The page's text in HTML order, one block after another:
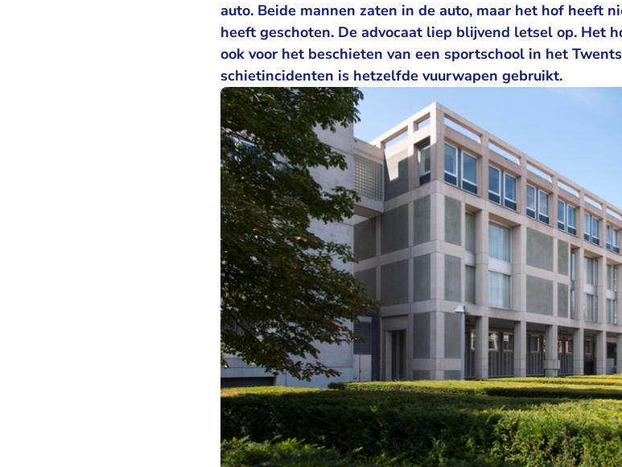
auto. Beide mannen zaten in de auto, maar het hof heeft
heeft geschoten. De advocaat liep blijvend letsel op. Het
ook voor het beschieten van een sportschool in het
schietincidenten is hetzelfde vuurwapen gebruikt.